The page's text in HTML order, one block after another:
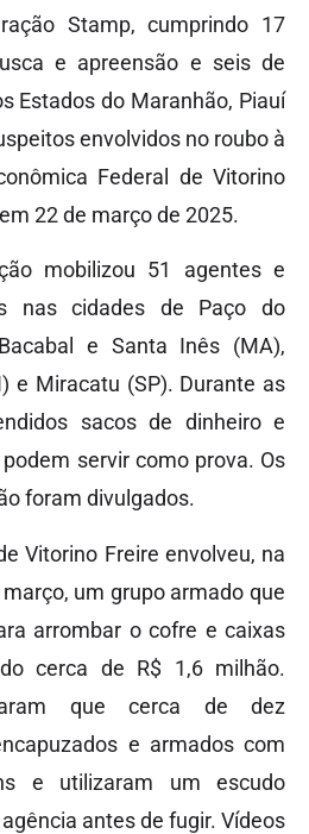
Stamp, cumprindo 17
e apreensão e seis de
Estados do Maranhão, Piauí
envolvidos no roubo à
Federal de Vitorino
22 de março de 2025.
mobilizou 51 agentes e
nas cidades de Paço do
e Santa Inês (MA),
e Miracatu (SP). Durante as
sacos de dinheiro e
servir como prova. Os
foram divulgados.
Vitorino Freire envolveu, na
um grupo armado que
arrombar o cofre e caixas
cerca de R$ 1,6 milhão.
que cerca de dez
e armados com
e utilizaram um escudo
antes de fugir. Vídeos